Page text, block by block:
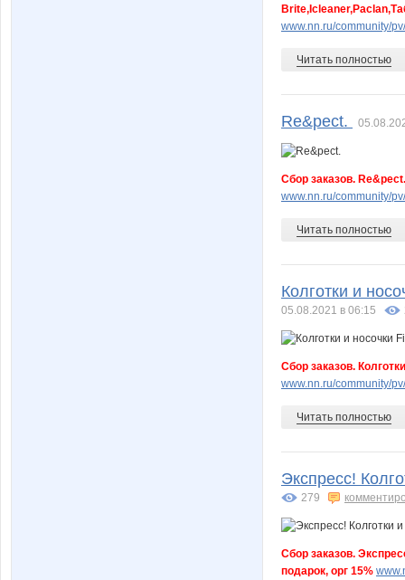
www.nn.ru/community/
Читать полностью
Re&pect.
Сбор заказов.
www.nn.ru/community/
Читать полностью
Колготки и
05.08.2021 в 06:15
Сбор заказов.
www.nn.ru/community/
Читать полностью
Экспресс!
279
Сбор заказов.
подарок, орг 15%